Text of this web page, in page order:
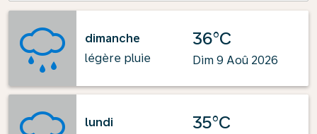
dimanche
légère pluie
36°C
Dim 9 Aoû 2026
lundi
35°C